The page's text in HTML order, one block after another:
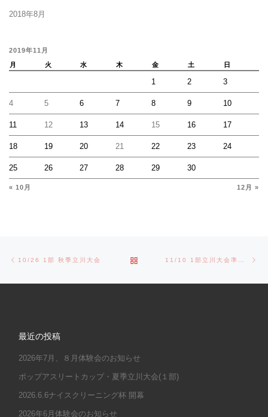
2018年8月
2019年11月
月
火 水 木 金 土 日
« 10月 12月 »
1 2 3
4 5 6 7 8 9 10
11 12 13 14 15 16 17
18 19 20 21 22 23 24
25 26 27 28 29 30
Post navigation
10/26 1部 秋季立川大会 BACK TO POST LIST
最近の投稿
2026年7月、８月体験会のお知らせ
ポップアスリートカップ・夏季立川大会(１部)
2026.6.6ナイスクリーニング杯 開幕
2026年6月体験会のお知らせ